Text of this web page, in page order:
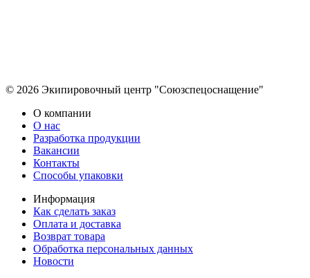
© 2026 Экипировочный центр "Союзспецоснащение"
О компании
О нас
Разработка продукции
Вакансии
Контакты
Способы упаковки
Информация
Как сделать заказ
Оплата и доставка
Возврат товара
Обработка персональных данных
Новости